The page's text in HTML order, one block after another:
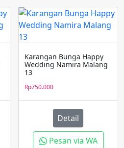
Karangan Bunga Happy
Wedding Namira Malang
13
Rp750.000
Detail
Pesan via WA